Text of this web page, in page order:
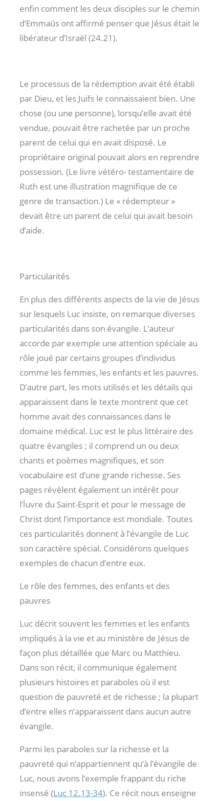
enfin comment les deux disciples sur le chemin
d’Emmaüs ont affirmé penser que Jésus était le
libérateur d’Israël (24.21).
Le processus de la rédemption avait été établi
par Dieu, et les Juifs le connaissaient bien. Une
chose (ou une personne), lorsqu’elle avait été
vendue, pouvait être rachetée par un proche
parent de celui qui en avait disposé. Le
propriétaire original pouvait alors en reprendre
possession. (Le livre vétéro- testamentaire de
Ruth est une illustration magnifique de ce
genre de transaction.) Le « rédempteur »
devait être un parent de celui qui avait besoin
d’aide.
Particularités
En plus des différents aspects de la vie de Jésus
sur lesquels Luc insiste, on remarque diverses
particularités dans son évangile. L’auteur
accorde par exemple une attention spéciale au
rôle joué par certains groupes d’individus
comme les femmes, les enfants et les pauvres.
D’autre part, les mots utilisés et les détails qui
apparaissent dans le texte montrent que cet
homme avait des connaissances dans le
domaine médical. Luc est le plus littéraire des
quatre évangiles ; il comprend un ou deux
chants et poèmes magnifiques, et son
vocabulaire est d’une grande richesse. Ses
pages révèlent également un intérêt pour
l’Ïuvre du Saint-Esprit et pour le message de
Christ dont l’importance est mondiale. Toutes
ces particularités donnent à l’évangile de Luc
son caractère spécial. Considérons quelques
exemples de chacun d’entre eux.
Le rôle des femmes, des enfants et des
pauvres
Luc décrit souvent les femmes et les enfants
impliqués à la vie et au ministère de Jésus de
façon plus détaillée que Marc ou Matthieu.
Dans son récit, il communique également
plusieurs histoires et paraboles où il est
question de pauvreté et de richesse ; la plupart
d’entre elles n’apparaissent dans aucun autre
évangile.
Parmi les paraboles sur la richesse et la
pauvreté qui n’appartiennent qu’à l’évangile de
Luc, nous avons l’exemple frappant du riche
insensé (Luc 12.13-34). Ce récit nous enseigne